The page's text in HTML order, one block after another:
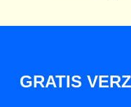
GRATIS